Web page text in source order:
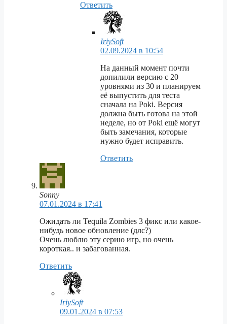
Ответить
IriySoft
02.09.2024 в 10:54
На данный момент почти
допилили версию с 20
уровнями из 30 и планируем
её выпустить для теста
сначала на Poki. Версия
должна быть готова на этой
неделе, но от Poki ещё могут
быть замечания, которые
нужно будет исправить.
Ответить
Sonny
07.01.2024 в 17:41
Ожидать ли Tequila Zombies 3 фикс или какое-
нибудь новое обновление (длс?)
Очень люблю эту серию игр, но очень
короткая.. и забагованная.
Ответить
IriySoft
09.01.2024 в 07:53